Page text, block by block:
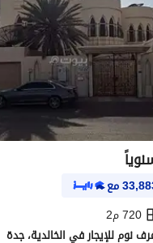
مع
720 م2